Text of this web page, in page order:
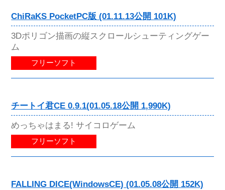
ChiRaKS PocketPC版 (01.11.13公開 101K)
3Dポリゴン描画の縦スクロールシューティングゲー
ム
フリーソフト
チートイ君CE 0.9.1(01.05.18公開 1,990K)
めっちゃはまる! サイコロゲーム
フリーソフト
FALLING DICE(WindowsCE) (01.05.08公開 152K)